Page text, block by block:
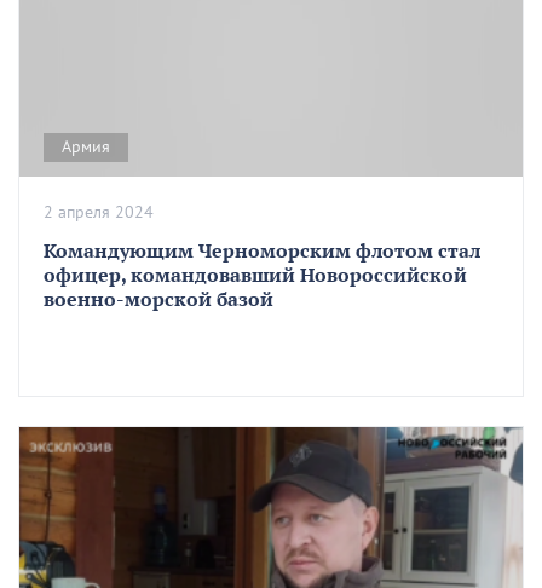
Армия
Командующим Черноморским флотом стал
офицер, командовавший Новороссийской
военно-морской базой
2 апреля 2024